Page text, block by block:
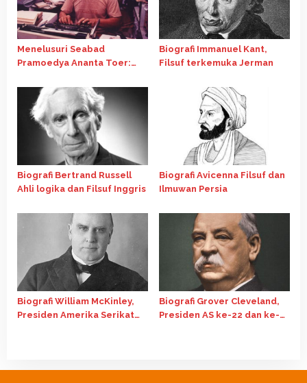
Menelusuri Seabad
Pramoedya Ananta Toer:
Pernah Padam
Biografi Immanuel Kant,
Filsuf terkemuka Jerman
Biografi Bertrand Russell
Ahli logika dan Filsuf Inggris
Biografi Avicenna Filsuf dan
Ilmuwan Persia
Biografi William McKinley,
Presiden Amerika Serikat
Biografi Grover Cleveland,
Presiden AS ke-22 dan ke-